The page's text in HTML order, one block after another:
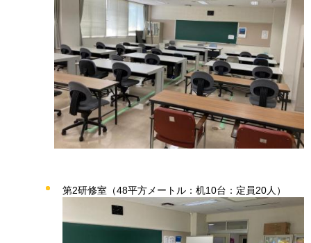
第2研修室（48平方メートル：机10台：定員20人）